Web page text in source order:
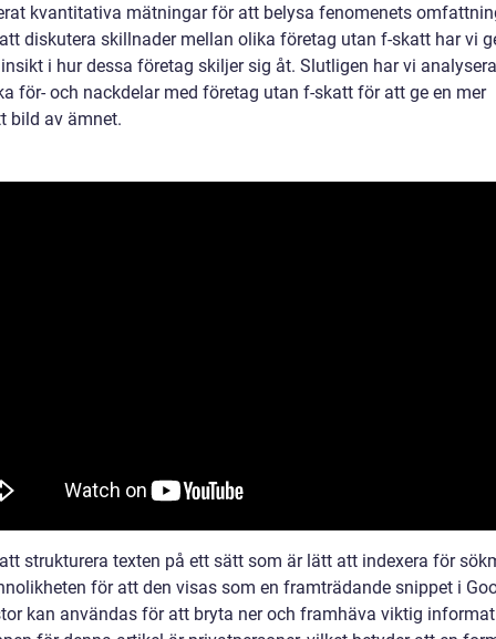
kvantitativa mätningar för att belysa fenomenets
diskutera skillnader mellan olika företag utan f-skatt har vi
i hur dessa företag skiljer sig åt. Slutligen har vi
för- och nackdelar med företag utan f-skatt för att ge en mer
bild av ämnet.
strukturera texten på ett sätt som är lätt att indexera för
för att den visas som en framträdande snippet i
kan användas för att bryta ner och framhäva viktig